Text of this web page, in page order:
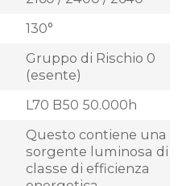
130°
Gruppo di Rischio 0
(esente)
L70 B50 50.000h
Questo contiene una
sorgente luminosa di
classe di efficienza